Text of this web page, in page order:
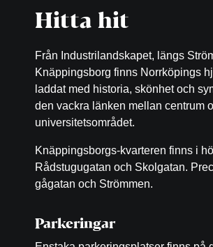
Hitta hit
Från Industrilandskapet, längs
Knäppingsborg finns Norrköpings
laddat med historia, skönhet och
den vackra länken mellan centrum
universitetsområdet.
Knäppingsborgs-kvarteren finns i
Rådstugugatan och Skolgatan.
gågatan och Strömmen.
Parkeringar